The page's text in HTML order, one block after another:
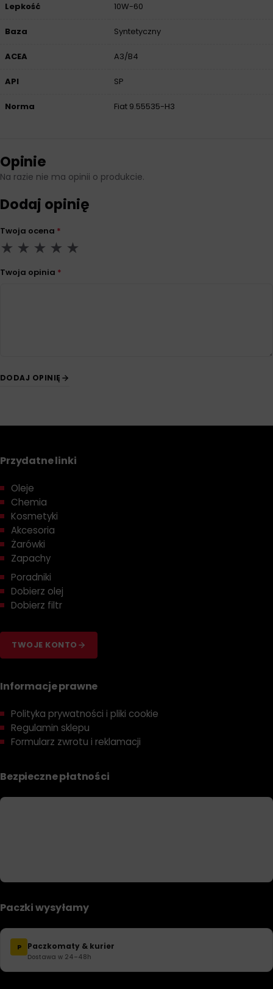
Lepkość 10W-60
Baza Syntetyczny
ACEA A3/B4
API SP
Norma Fiat 9.55535-H3
Opinie
Na razie nie ma opinii o produkcie.
Dodaj opinię
Twoja ocena *
Twoja opinia *
DODAJ OPINIĘ
Przydatne linki
Oleje
Chemia
Kosmetyki
Akcesoria
Żarówki
Zapachy
Poradniki
Dobierz olej
Dobierz filtr
TWOJE KONTO
Informacje prawne
Polityka prywatności i pliki cookie
Regulamin sklepu
Formularz zwrotu i reklamacji
Bezpieczne płatności
Paczki wysyłamy
P Paczkomaty & kurier
Dostawa w 24–48h